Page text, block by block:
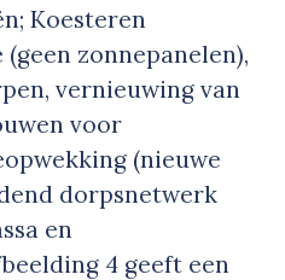
Koesteren
zonnepanelen),
vernieuwing van
voor
(nieuwe
dorpsnetwerk
en
4 geeft een